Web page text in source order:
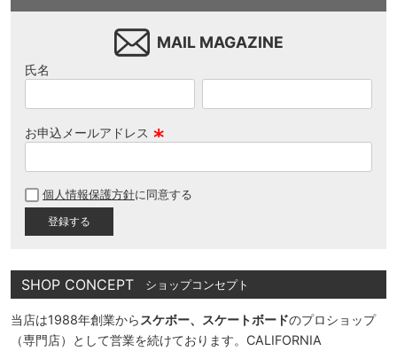
MAIL MAGAZINE
氏名
お申込メールアドレス
須
個人情報保護方針に同意する
SHOP CONCEPT ショップコンセプト
当店は1988年創業から スケボー、スケートボードのプロショップ
（専門店）として営業を続けております。CALIFORNIA